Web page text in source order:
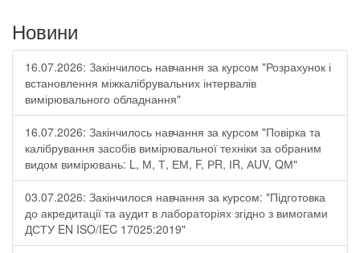
Новини
16.07.2026: Закінчилось навчання за курсом "Розрахунок і
встановлення міжкалібрувальних інтервалів
вимірювального обладнання"
16.07.2026: Закінчилось навчання за курсом "Повірка та
калібрування засобів вимірювальної техніки за обраним
видом вимірювань: L, М, Т, ЕМ, F, РR, ІR, АUV, QМ"
03.07.2026: Закінчилося навчання за курсом: "Підготовка
до акредитації та аудит в лабораторіях згідно з вимогами
ДСТУ EN ISO/IEC 17025:2019"